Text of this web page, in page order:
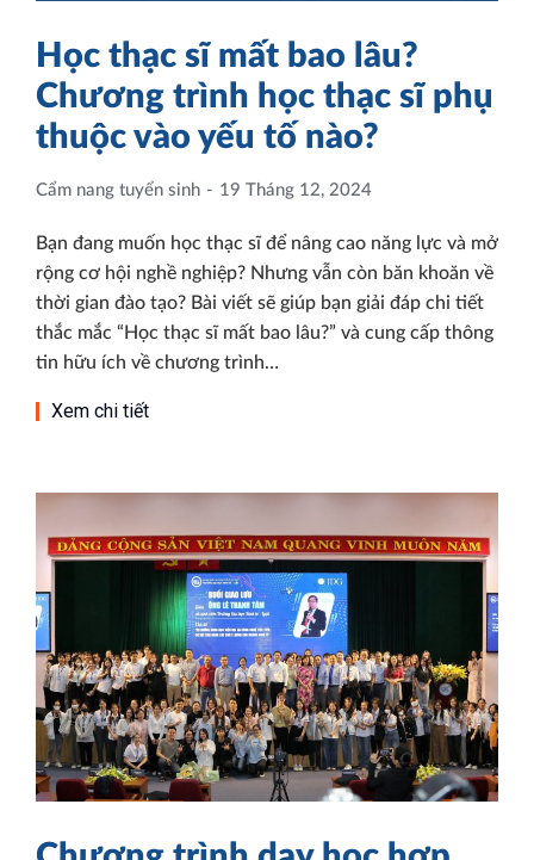
Học thạc sĩ mất bao lâu?
Chương trình học thạc sĩ phụ
thuộc vào yếu tố nào?
Cẩm nang tuyển sinh 19 Tháng 12, 2024
Bạn đang muốn học thạc sĩ để nâng cao năng lực và mở
rộng cơ hội nghề nghiệp? Nhưng vẫn còn băn khoăn về
thời gian đào tạo? Bài viết sẽ giúp bạn giải đáp chi tiết
thắc mắc “Học thạc sĩ mất bao lâu?” và cung cấp thông
tin hữu ích về chương trình…
Xem chi tiết